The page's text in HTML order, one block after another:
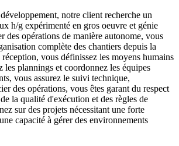
notre client recherche un
h/g expérimenté en gros oeuvre et génie
des opérations de manière autonome, vous
complète des chantiers depuis la
vous définissez les moyens humains
les plannings et coordonnez les équipes
vous assurez le suivi technique,
des opérations, vous êtes garant du respect
la qualité d'exécution et des règles de
sur des projets nécessitant une forte
capacité à gérer des environnements